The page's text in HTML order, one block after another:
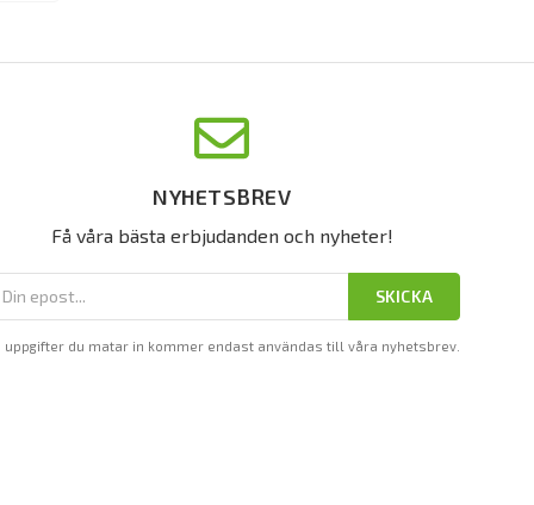
NYHETSBREV
Få våra bästa erbjudanden och nyheter!
SKICKA
uppgifter du matar in kommer endast användas till våra nyhetsbrev.